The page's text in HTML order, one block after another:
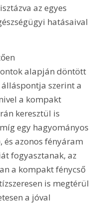
az egyes
hatásaival
alapján döntött
álláspontja szerint a
a kompakt
keresztül is
egy hagyományos
azonos fényáram
fogyasztanak, az
a kompakt fénycső
is megtérül
a jóval